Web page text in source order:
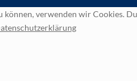
verwenden wir Cookies.